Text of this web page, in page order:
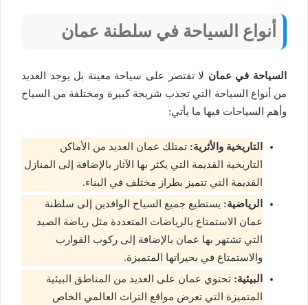
أنواع السياحة في سلطنة عمان
السياحة في عمان لا تقتصر على سياحة معينة بل يوجد العديد
من أنواع السياحة التي تجذب شريحة كبيرة ومختلفة من السياح
وأهم السياحات فيها ما يأتي:
التاريخية والأثرية: تمتلك عمان العديد من الأماكن
التاريخية القديمة التي يكثر بها الآثار بالإضافة إلى المنازل
القديمة التي تتميز بطراز مختلف في البناء.
الرياضية: يستطيع جميع السياح الوافدين إلى سلطنة
عمان الاستمتاع بالرياضات المتعددة مثل رياضة الصيد
التي تشتهر بها عمان بالإضافة إلى ركوب القوارب
والاستمتاع في بحيراتها المتميزة.
البيئية: تحتوي عمان على العديد من المناطق البيئية
المتميزة التي تعرض مواقع التراث العالمي الخاص